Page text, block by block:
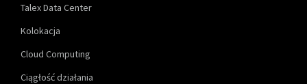
Talex Data Center
Kolokacja
Cloud Computing
Ciągłość działania